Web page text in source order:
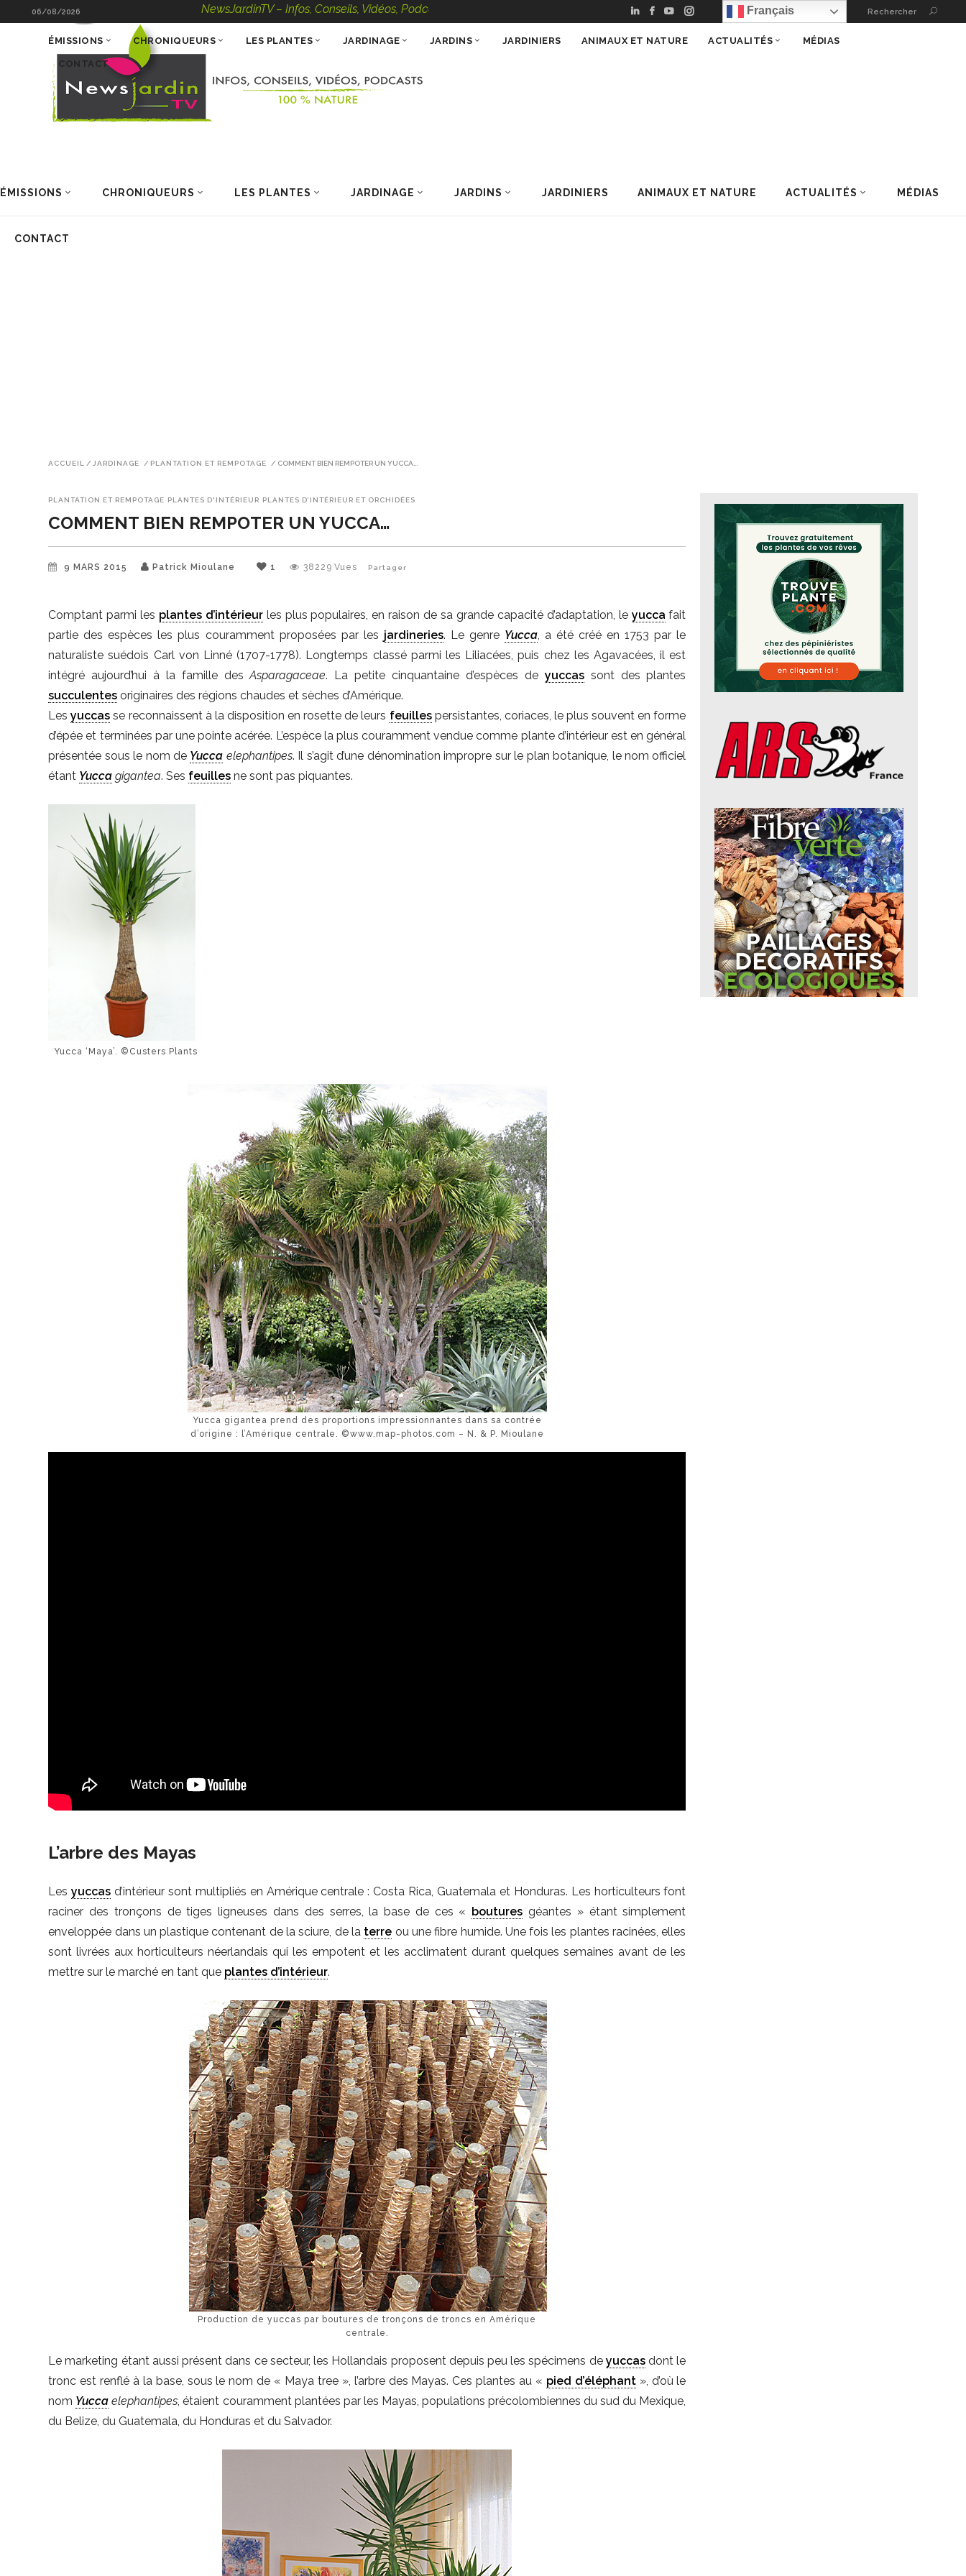
06/08/2026 NewsJardinTV – Infos, Conseils, Vidéos, Podcasts – 100 % Nature Français Rechercher
ÉMISSIONS CHRONIQUEURS LES PLANTES JARDINAGE JARDINS JARDINIERS ANIMAUX ET NATURE ACTUALITÉS MÉDIAS
CONTACT
ÉMISSIONS CHRONIQUEURS LES PLANTES JARDINAGE JARDINS JARDINIERS ANIMAUX ET NATURE ACTUALITÉS MÉDIAS
CONTACT
ACCUEIL / JARDINAGE / PLANTATION ET REMPOTAGE / COMMENT BIEN REMPOTER UN YUCCA…
PLANTATION ET REMPOTAGE PLANTES D'INTÉRIEUR PLANTES D’INTÉRIEUR ET ORCHIDÉES
COMMENT BIEN REMPOTER UN YUCCA…
9 MARS 2015 Patrick Mioulane 1 38229 Vues Partager
Comptant parmi les plantes d’intérieurles plus populaires, en raison de sa grande capacité d’adaptation, le yucca fait
partie des espèces les plus couramment proposées par les jardineries. Le genre Yucca, a été créé en 1753 par le
naturaliste suédois Carl von Linné (1707-1778). Longtemps classé parmi les Liliacées, puis chez les Agavacées, il est
intégré aujourd’hui à la famille desAsparagaceae. La petite cinquantaine d’espèces de yuccassont des plantes
succulentes originaires des régions chaudes et sèches d’Amérique.
Lesyuccas se reconnaissent à la disposition en rosette de leurs feuillespersistantes, coriaces, le plus souvent en forme
d’épée et terminées par une pointe acérée. L’espèce la plus couramment vendue comme plante d’intérieur est en général
présentée sous le nom de Yucca elephantipes. Il s’agit d’une dénomination impropre sur le plan botanique, le nom officiel
étant Yucca gigantea. Ses feuilles ne sont pas piquantes.
Yucca ‘Maya’. ©Custers Plants
Yucca gigantea prend des proportions impressionnantes dans sa contrée
d’origine : l’Amérique centrale. ©www.map-photos.com – N. & P. Mioulane
L’arbre des Mayas
Lesyuccas d’intérieur sont multipliés en Amérique centrale : Costa Rica, Guatemala et Honduras. Les horticulteurs font
raciner des tronçons de tiges ligneuses dans des serres, la base de ces « boutures géantes » étant simplement
enveloppée dans un plastique contenant de la sciure, de la terre ou une fibre humide. Une fois les plantes racinées, elles
sont livrées aux horticulteurs néerlandais qui les empotent et les acclimatent durant quelques semaines avant de les
mettre sur le marché en tant que plantes d’intérieur.
Production de yuccas par boutures de tronçons de troncs en Amérique
centrale.
Le marketing étant aussi présent dans ce secteur, les Hollandais proposent depuis peu les spécimens de yuccasdont le
tronc est renflé à la base, sous le nom de « Maya tree », l’arbre des Mayas. Ces plantes au « pied d’éléphant», d’où le
nom Yucca elephantipes , étaient couramment plantées par les Mayas, populations précolombiennes du sud du Mexique,
du Belize, du Guatemala, du Honduras et du Salvador.